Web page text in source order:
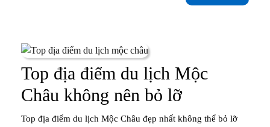
trong
năm
thêm
Top địa điểm du lịch Mộc
Châu không nên bỏ lỡTop
địa
Top địa điểm du lịch Mộc Châu đẹp nhất không thể bỏ lỡ